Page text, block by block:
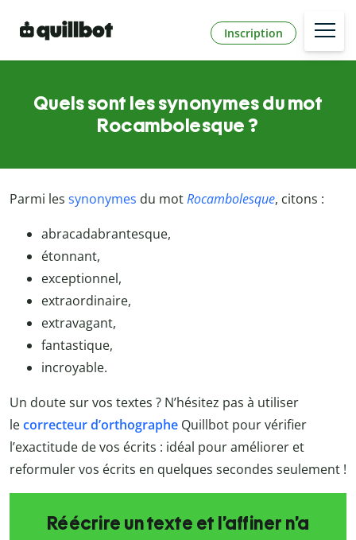
Inscription
Quels sont les synonymes du mot
Rocambolesque ?
Parmi les synonymes du motRocambolesque, citons :
abracadabrantesque,
étonnant,
exceptionnel,
extraordinaire,
extravagant,
fantastique,
incroyable.
Un doute sur vos textes ? N’hésitez pas à utiliser
lecorrecteur d’orthographe Quillbot pour vérifier
l’exactitude de vos écrits : idéal pour améliorer et
reformuler vos écrits en quelques secondes seulement !
Réécrire un texte et l’affiner n’a